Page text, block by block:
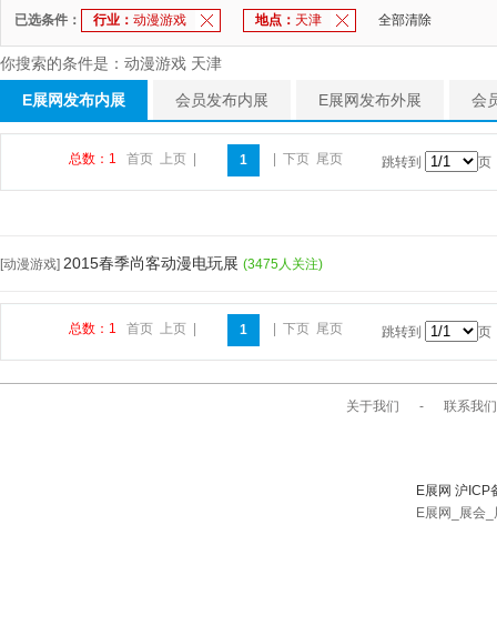
已选条件： 行业： 动漫游戏 地点： 天津 全部清除
你搜索的条件是：动漫游戏 天津
E展网发布内展 会员发布内展 E展网发布外展 会
总数：1 首页 上页 1 下页 尾页 跳转到 页
[动漫游戏] 2015春季尚客动漫电玩展 (3475人关注)
总数：1 首页 上页 1 下页 尾页 跳转到 页
关于我们 - 联系我们
E展网 沪
E展网_展会